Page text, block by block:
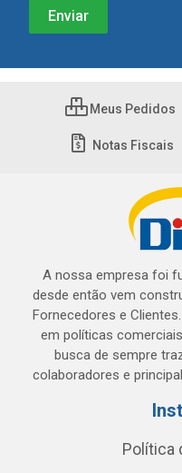
Meus Pedidos
Notas Fiscais
A nossa empresa foi
desde então vem
Fornecedores e
em políticas
busca de sempre
colaboradores e
Política